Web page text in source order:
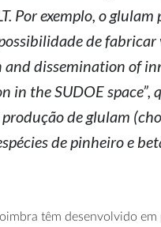
Por exemplo, o
de fabricar
and dissemination of
the SUDOE space”,
de glulam
de pinheiro e
têm desenvolvido